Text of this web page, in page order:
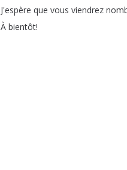
J'espère que vous viendrez
À bientôt!